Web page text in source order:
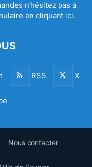
n’hésitez pas à
en cliquant ici.
RSS X
Nous contacter